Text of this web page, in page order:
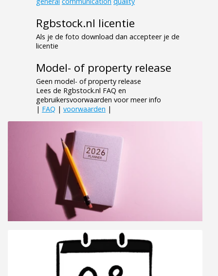
Rgbstock.nl licentie
Als je de foto download dan accepteer je de
licentie
Model- of property release
Geen model- of property release
Lees de Rgbstock.nl FAQ en
gebruikersvoorwaarden voor meer info
| FAQ | voorwaarden |